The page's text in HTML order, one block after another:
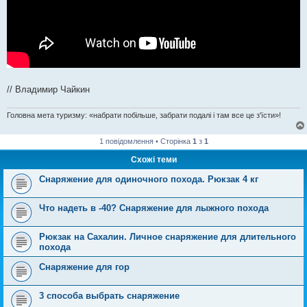
// Владимир Чайкин
Головна мета туризму: «набрати побільше, забрати подалі і там все це з'їсти»!
1 повідомлення • Сторінка 1 з 1
Схожі теми
Снаряжение для одиночного похода. Рюкзак 4 кг
Что надеть в -40? Снаряжение для лыжного похода
Рюкзак на Сахалин. Личное снаряжение для длительного
похода
Снаряжение для гор
3 способа выбрать снаряжение